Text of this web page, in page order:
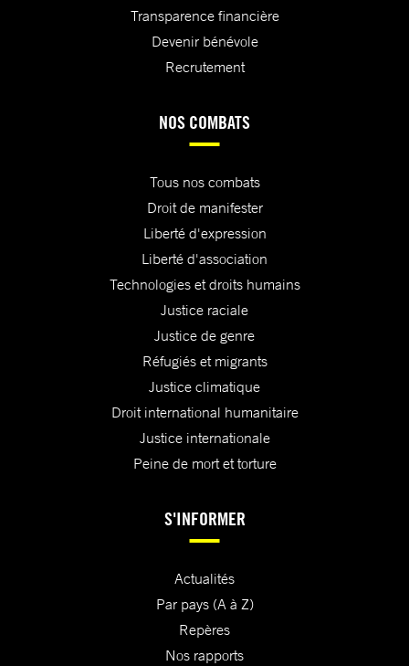
Transparence financière
Devenir bénévole
Recrutement
NOS COMBATS
Tous nos combats
Droit de manifester
Liberté d'expression
Liberté d'association
Technologies et droits humains
Justice raciale
Justice de genre
Réfugiés et migrants
Justice climatique
Droit international humanitaire
Justice internationale
Peine de mort et torture
S'INFORMER
Actualités
Par pays (A à Z)
Repères
Nos rapports